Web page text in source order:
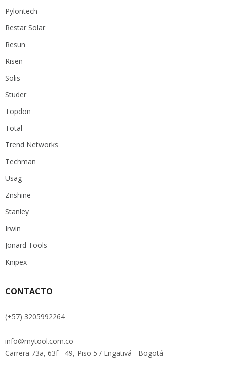
Pylontech
Restar Solar
Resun
Risen
Solis
Studer
Topdon
Total
Trend Networks
Techman
Usag
Znshine
Stanley
Irwin
Jonard Tools
Knipex
CONTACTO
(+57) 3205992264
info@mytool.com.co
Carrera 73a, 63f - 49, Piso 5 / Engativá - Bogotá